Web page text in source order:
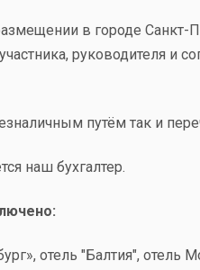
в городе Санкт-
руководителя и
путём так и
наш бухгалтер.
отель "Балтия", отель